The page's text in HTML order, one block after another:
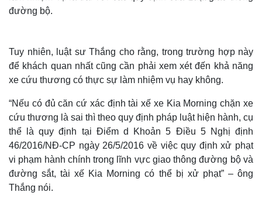
đường bộ.
Tuy nhiên, luật sư Thắng cho rằng, trong trường hợp này
để khách quan nhất cũng cần phải xem xét đến khả năng
xe cứu thương có thực sự làm nhiệm vụ hay không.
“Nếu có đủ căn cứ xác định tài xế xe Kia Morning chặn xe
cứu thương là sai thì theo quy định pháp luật hiện hành, cụ
thể là quy định tại Điểm d Khoản 5 Điều 5 Nghị định
46/2016/NĐ-CP ngày 26/5/2016 về việc quy định xử phạt
vi phạm hành chính trong lĩnh vực giao thông đường bộ và
đường sắt, tài xế Kia Morning có thể bị xử phạt” – ông
Thắng nói.